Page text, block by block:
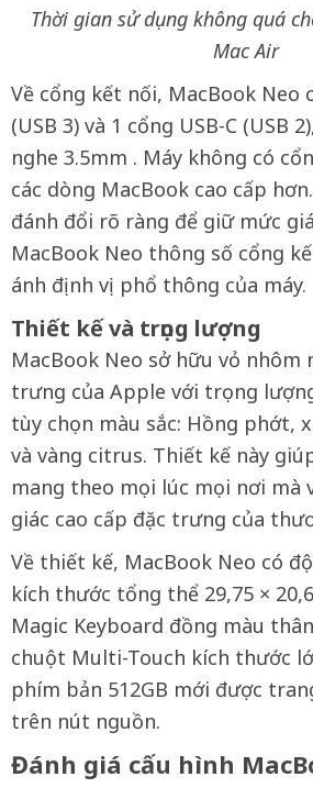
Thời gian sử dụng không quá
Mac Air
Về cổng kết nối, MacBook Neo
(USB 3) và 1 cổng USB-C (USB
nghe 3.5mm . Máy không có
các dòng MacBook cao cấp
đánh đổi rõ ràng để giữ mức
MacBook Neo thông số cổng
ánh định vị phổ thông của máy.
Thiết kế và trọng lượng
MacBook Neo sở hữu vỏ nhôm
trưng của Apple với trọng
tùy chọn màu sắc: Hồng phớt,
và vàng citrus. Thiết kế này
mang theo mọi lúc mọi nơi mà
giác cao cấp đặc trưng của
Về thiết kế, MacBook Neo có
kích thước tổng thể 29,75 ×
Magic Keyboard đồng màu
chuột Multi-Touch kích thước
phím bản 512GB mới được
trên nút nguồn.
Đánh giá cấu hình